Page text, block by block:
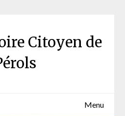
Citoyen de
Menu